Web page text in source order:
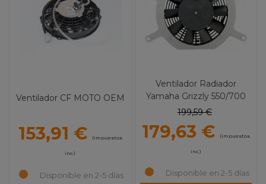
Ventilador CF MOTO OEM
153,91 € (impuestos
inc.)
Disponible en 2-5 días
Ventilador Radiador
Yamaha Grizzly 550/700
(09-12) HI-Performance
199,59 €
179,63 € (impuestos
inc.)
Disponible en 2-5 días